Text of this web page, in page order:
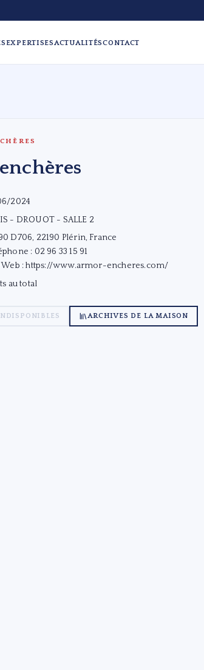
EXPERTISESACTUALITÉSCONTACT
2024
- DROUOT - SALLE 2
D706, 22190 Plérin, France
: 02 96 33 15 91
Web :https://www.armor-encheres.com/
au total
ARCHIVES DE LA MAISON